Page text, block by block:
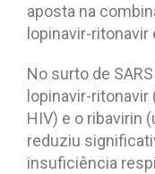
aposta na
lopinavir-ritonavir
No surto de
lopinavir-
HIV) e o ribavirin
reduziu
insuficiência